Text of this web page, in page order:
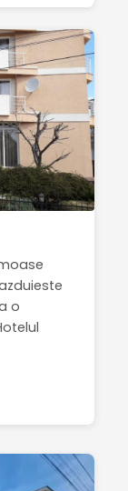
o